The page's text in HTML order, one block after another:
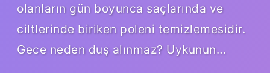
olanların gün boyunca saçlarında ve
ciltlerinde biriken poleni temizlemesidir.
Gece neden duş alınmaz? Uykunun…